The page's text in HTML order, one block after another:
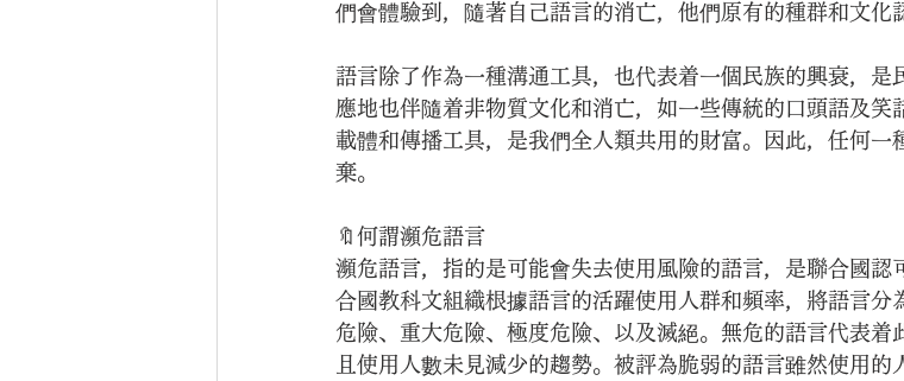
們會體驗到，隨著自己語言的消亡，他們原有的種群和文化
語言除了作為一種溝通工具，也代表着一個民族的興衰，是
應地也伴隨着非物質文化和消亡，如一些傳統的口頭語及笑
載體和傳播工具，是我們全人類共用的財富。因此，任何一
棄。
🔖何謂瀕危語言
瀕危語言，指的是可能會失去使用風險的語言，是聯合國認
合國教科文組織根據語言的活躍使用人群和頻率，將語言分
危險、重大危險、極度危險、以及滅絕。無危的語言代表着
且使用人數未見減少的趨勢。被評為脆弱的語言雖然使用